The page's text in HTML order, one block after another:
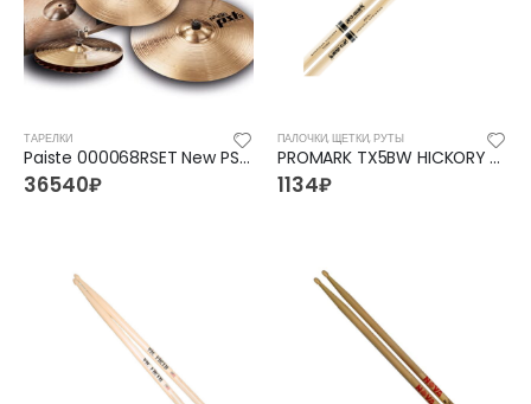
ТАРЕЛКИ
Paiste 000068RSET New PST 5 Rock Set, тарелки
36540₽
ПАЛОЧКИ, ЩЕТКИ, РУТЫ
PROMARK TX5BW HICKORY 5B Wood Tip
1134₽